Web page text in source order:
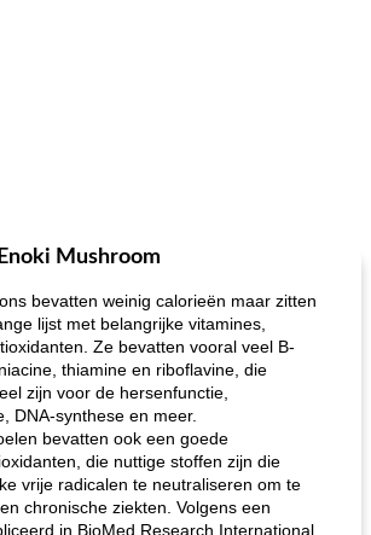
Mushroom
bevatten weinig calorieën maar zitten
lijst met belangrijke vitamines,
Ze bevatten vooral veel B-
thiamine en riboflavine, die
zijn voor de hersenfunctie,
DNA-synthese en meer.
bevatten ook een goede
die nuttige stoffen zijn die
vrije radicalen te neutraliseren om te
chronische ziekten. Volgens een
in BioMed Research International,